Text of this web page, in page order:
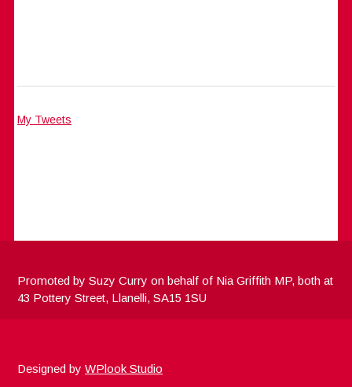
My Tweets
Promoted by Suzy Curry on behalf of Nia Griffith MP, both at
43 Pottery Street, Llanelli, SA15 1SU
Designed byWPlook Studio